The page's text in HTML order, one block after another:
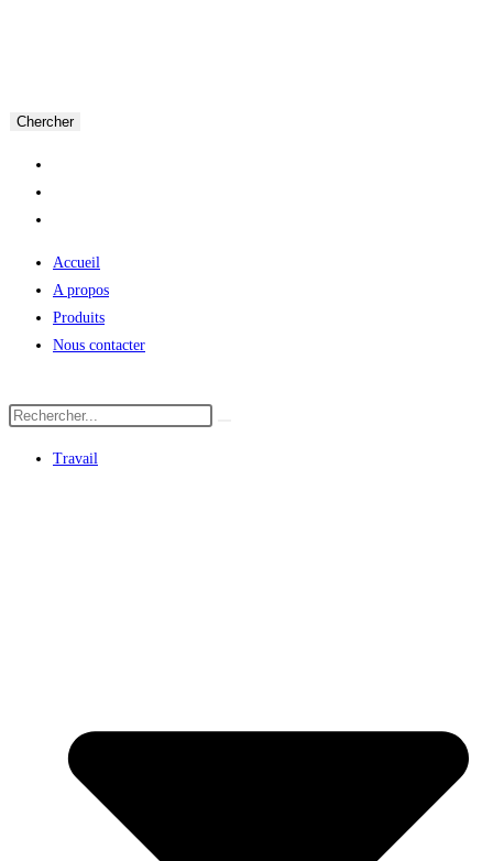
Chercher
Accueil
A propos
Produits
Nous contacter
Travail